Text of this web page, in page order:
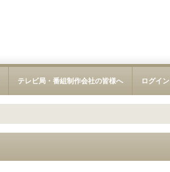
テレビ局・番組制作会社の皆様へ ログイン